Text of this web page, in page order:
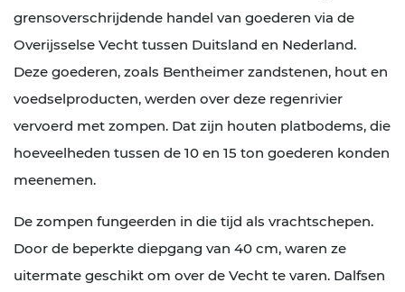
grensoverschrijdende handel van goederen via de
Overijsselse Vecht tussen Duitsland en Nederland.
Deze goederen, zoals Bentheimer zandstenen, hout en
voedselproducten, werden over deze regenrivier
vervoerd met zompen. Dat zijn houten platbodems, die
hoeveelheden tussen de 10 en 15 ton goederen konden
meenemen.
De zompen fungeerden in die tijd als vrachtschepen.
Door de beperkte diepgang van 40 cm, waren ze
uitermate geschikt om over de Vecht te varen. Dalfsen